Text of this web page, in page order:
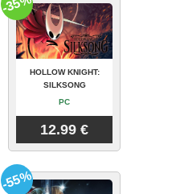
HOLLOW KNIGHT:
SILKSONG
PC
12.99 €
-55%